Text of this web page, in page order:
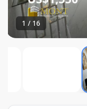
1 / 16